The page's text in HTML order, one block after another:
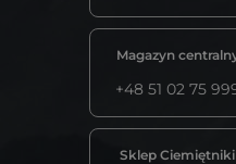
Magazyn
+48 51 02 75
Sklep Ciemiętniki